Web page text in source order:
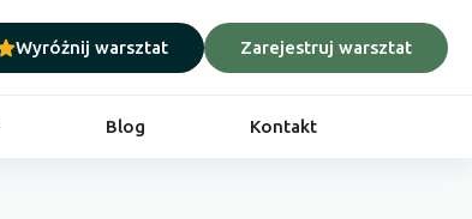
Wyróżnij warsztat Zarejestruj warsztat
Blog Kontakt